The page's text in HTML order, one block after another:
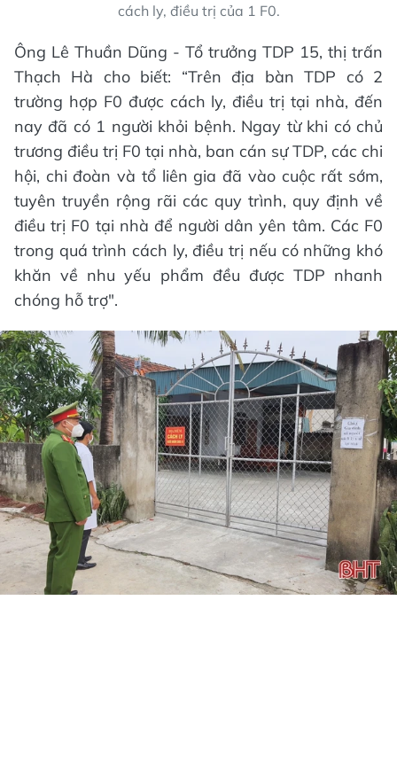
cách ly, điều trị của 1 F0.
Ông Lê Thuần Dũng - Tổ trưởng TDP 15, thị trấn
Thạch Hà cho biết: “Trên địa bàn TDP có 2
trường hợp F0 được cách ly, điều trị tại nhà, đến
nay đã có 1 người khỏi bệnh. Ngay từ khi có chủ
trương điều trị F0 tại nhà, ban cán sự TDP, các chi
hội, chi đoàn và tổ liên gia đã vào cuộc rất sớm,
tuyên truyền rộng rãi các quy trình, quy định về
điều trị F0 tại nhà để người dân yên tâm. Các F0
trong quá trình cách ly, điều trị nếu có những khó
khăn về nhu yếu phẩm đều được TDP nhanh
chóng hỗ trợ".